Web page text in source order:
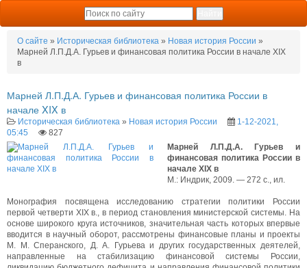
О сайте » Историческая библиотека » Новая история России »
Марней Л.П.Д.А. Гурьев и финансовая политика России в начале XIX
в
Марней Л.П.Д.А. Гурьев и финансовая политика России в
начале XIX в
Историческая библиотека » Новая история России
1-12-2021,
05:45
827
Марней Л.П.Д.А. Гурьев и
финансовая политика России в
начале XIX в
М.: Индрик, 2009. — 272 с., ил.
Монография посвящена исследованию стратегии политики России
первой четверти XIX в., в период становления министерской системы. На
основе широкого круга источников, значительная часть которых впервые
вводится в научный оборот, рассмотрены финансовые планы и проекты
М. М. Сперанского, Д. А. Гурьева и других государственных деятелей,
направленные на стабилизацию финансовой системы России,